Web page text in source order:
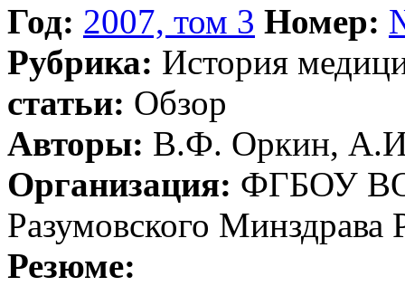
Год: 2007, том 3 Номер:
Рубрика: История
статьи: Обзор
Авторы: В.Ф. Оркин,
Организация: ФГБОУ
Разумовского Минздрава
Резюме: